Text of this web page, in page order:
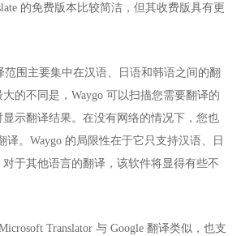
的免费版本比较简洁，但其收费版具有更
范围主要集中在汉语、日语和韩语之间的翻
的不同是，Waygo 可以扫描您需要翻译的
示翻译结果。在没有网络的情况下，您也
译。Waygo 的局限性在于它只支持汉语、日
于其他语言的翻译，该软件将显得有些不
Translator 与 Google 翻译类似，也支